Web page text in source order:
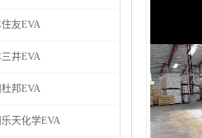
住友EVA
三井EVA
邦EVA
天化学EVA